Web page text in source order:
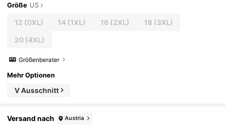
Größe US
12 (0XL) 14 (1XL) 16 (2XL) 18 (3XL)
20(4XL)
Größenberater
Mehr Optionen
V Ausschnitt
Versand nach Austria